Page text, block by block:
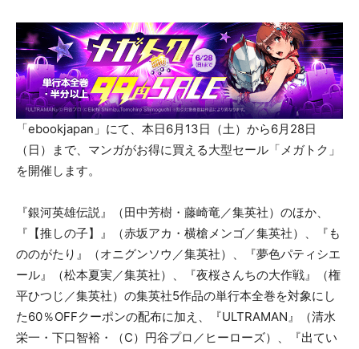
「ebookjapan」にて、本日6月13日（土）から6月28日
（日）まで、マンガがお得に買える大型セール「メガトク」
を開催します。
『銀河英雄伝説』（田中芳樹・藤崎竜／集英社）のほか、
『【推しの子】』（赤坂アカ・横槍メンゴ／集英社）、『も
ののがたり』（オニグンソウ／集英社）、『夢色パティシエ
ール』（松本夏実／集英社）、『夜桜さんちの大作戦』（権
平ひつじ／集英社）の集英社5作品の単行本全巻を対象にし
た60％OFFクーポンの配布に加え、『ULTRAMAN』（清水
栄一・下口智裕・（C）円谷プロ／ヒーローズ）、『出てい